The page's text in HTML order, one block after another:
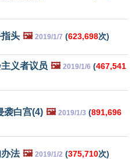
头 🖼️ 2019/1/7 (623,698次)
义者议员 🖼️ 2019/1/6 (467,541
袭白宫(4) 🖼️ 2019/1/3 (891,696
法 🖼️ 2019/1/2 (375,710次)